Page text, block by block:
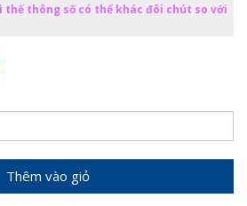
thế thông số có thể khác đôi chút so với
Thêm vào giỏ